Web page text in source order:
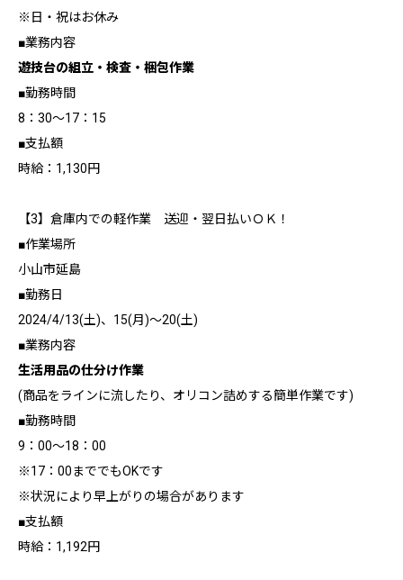
※日・祝はお休み
■業務内容
遊技台の組立・検査・梱包作業
■勤務時間
8：30～17：15
■支払額
時給：1,130円
【3】倉庫内での軽作業 送迎・翌日払いＯＫ！
■作業場所
小山市延島
■勤務日
2024/4/13(土)、15(月)～20(土)
■業務内容
生活用品の仕分け作業
(商品をラインに流したり、オリコン詰めする簡単作業です)
■勤務時間
9：00～18：00
※17：00まででもOKです
※状況により早上がりの場合があります
■支払額
時給：1,192円